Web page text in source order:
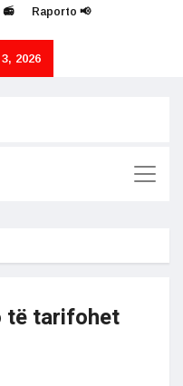
📻 Raporto 📢
2026
të tarifohet